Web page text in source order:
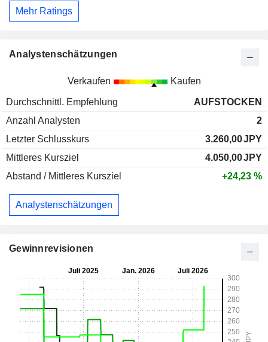
Mehr Ratings
Analystenschätzungen
Verkaufen Kaufen
Durchschnittl. Empfehlung
AUFSTOCKEN
Anzahl Analysten
2
Letzter Schlusskurs
3.260,00JPY
Mittleres Kursziel
4.050,00JPY
Abstand / Mittleres Kursziel
+24,23 %
Analystenschätzungen
Gewinnrevisionen